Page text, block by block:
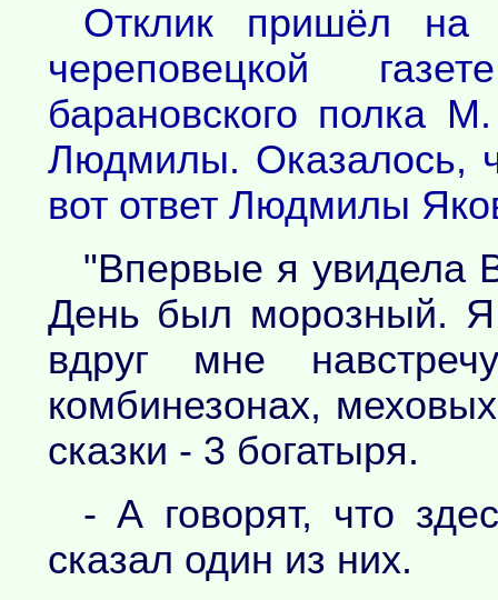
Отклик пришёл на
череповецкой
барановского полка
Людмилы. Оказалось,
вот ответ Людмилы
"Впервые я увидела
День был морозный.
вдруг мне
комбинезонах,
сказки - 3 богатыря.
- А говорят, что
сказал один из них.